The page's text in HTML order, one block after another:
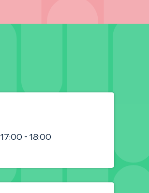
17:00 - 18:00